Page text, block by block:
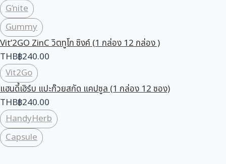
G’nite
Gummy
Vit’2GO ZinC วิตทูโก ซิงค์ (1 กล่อง 12 กล่อง )
THB฿240.00
Vit2Go
แฮนดี้เฮิร์บ แปะก๊วยสกัด แคปซูล (1 กล่อง 12 ซอง)
THB฿240.00
HandyHerb
Capsule